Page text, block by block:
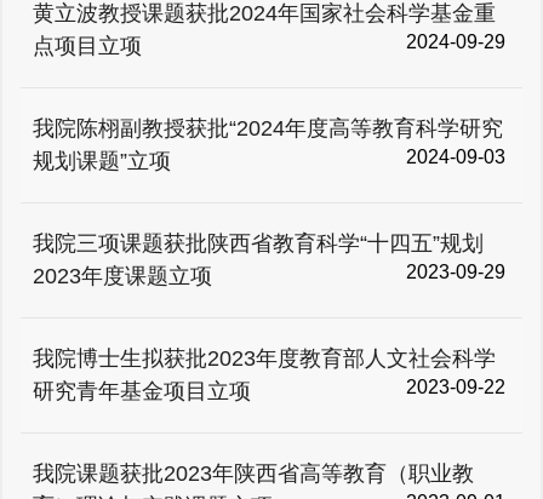
黄立波教授课题获批2024年国家社会科学基金重
点项目立项
2024-09-29
我院陈栩副教授获批“2024年度高等教育科学研究
规划课题”立项
2024-09-03
我院三项课题获批陕西省教育科学“十四五”规划
2023年度课题立项
2023-09-29
我院博士生拟获批2023年度教育部人文社会科学
研究青年基金项目立项
2023-09-22
我院课题获批2023年陕西省高等教育（职业教